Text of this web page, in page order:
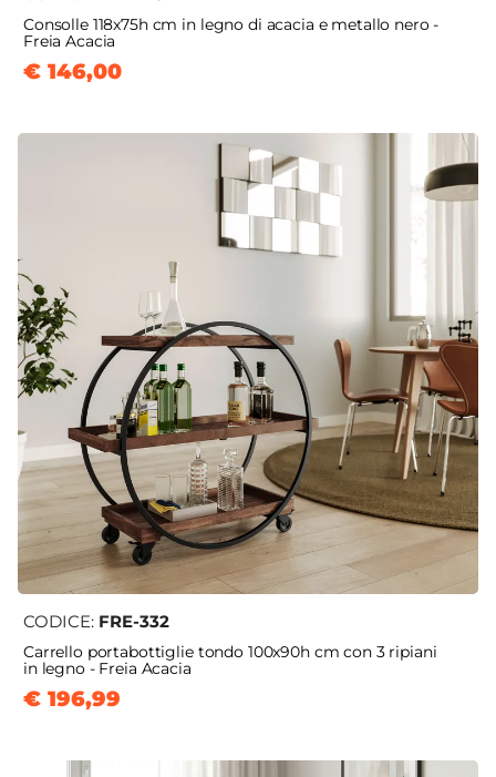
Consolle 118x75h cm in legno di acacia e metallo nero -
Freia Acacia
€ 146,00
CODICE: FRE-332
Carrello portabottiglie tondo 100x90h cm con 3 ripiani
in legno - Freia Acacia
€ 196,99